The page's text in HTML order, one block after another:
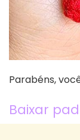
Parabéns,
Baixar